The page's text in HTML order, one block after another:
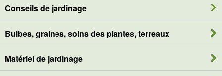
Conseils de jardinage
Bulbes, graines, soins des plantes, terreaux
Matériel de jardinage